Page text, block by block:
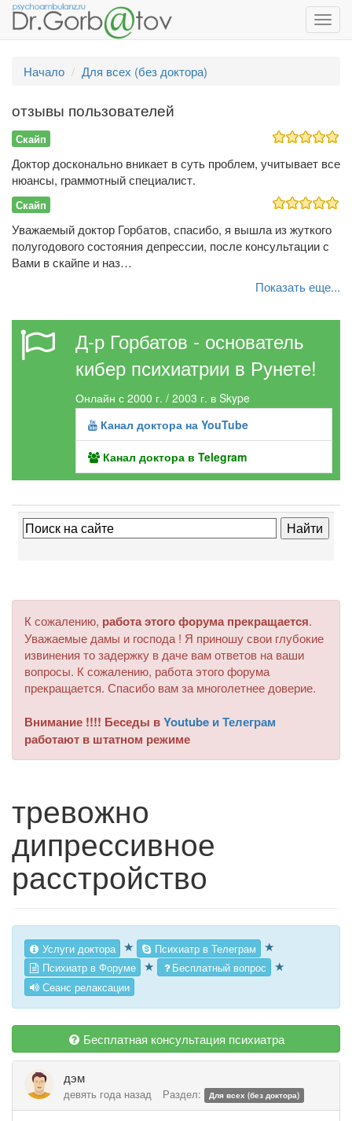
Начало
Для всех (без доктора)
отзывы пользователей
Скайп
Доктор досконально вникает в суть проблем, учитывает все
нюансы, граммотный специалист.
Скайп
Уважаемый доктор Горбатов, спасибо, я вышла из жуткого
полугодового состояния депрессии, после консультации с
Вами в скайпе и наз…
Показать еще...
Д-р Горбатов - основатель
кибер психиатрии в Рунете!
Онлайн с 2000 г. / 2003 г. в Skype
Канал доктора на YouTube
Канал доктора в Telegram
К сожалению, работа этого форума прекращается.
Уважаемые дамы и господа ! Я приношу свои глубокие
извинения то задержку в даче вам ответов на ваши
вопросы. К сожалению, работа этого форума
прекращается. Спасибо вам за многолетнее доверие.
Внимание !!!! Беседы вYoutube и Телеграм
работают в штатном режиме
тревожно
дипрессивное
расстройство
Услуги доктора ★ Психиатр в Телеграм ★
Психиатр в Форуме ★ Бесплатный вопрос ★
Сеанс релаксации
Бесплатная консультация психиатра
дэм
девять года назад Раздел: Для всех (без доктора)